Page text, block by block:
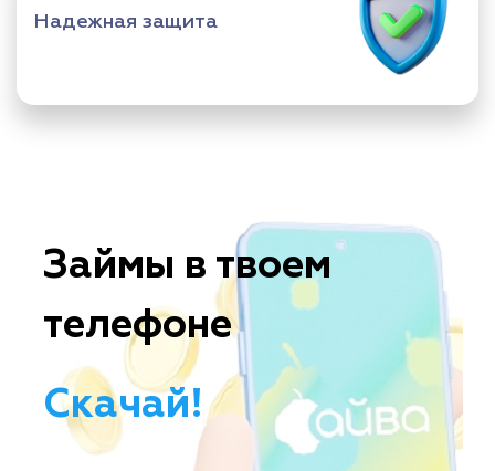
Надежная защита
Займы в твоем
телефоне
Скачай!